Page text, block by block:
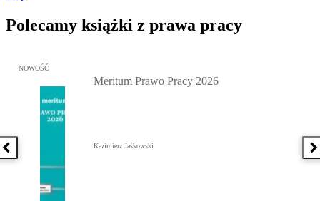
Polecamy książki z prawa pracy
Poprzednia książka
Przejdź do: Meritum Prawo Pracy 2026, Kazimierz Jaśkowski -
NOWOŚĆ
Meritum Prawo Pracy 2026
Kazimierz Jaśkowski